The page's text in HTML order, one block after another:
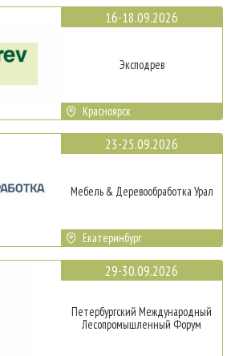
16-18.09.2026
Эксподрев
Красноярск
23-25.09.2026
Мебель & Деревообработка Урал
Екатеринбург
29-30.09.2026
Петербургский Международный
Лесопромышленный Форум